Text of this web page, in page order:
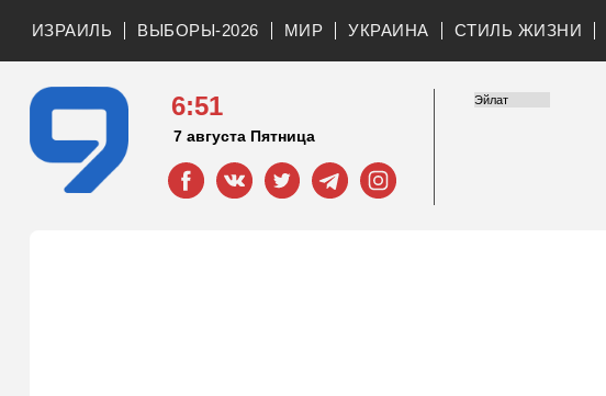
ИЗРАИЛЬ ВЫБОРЫ-2026 МИР УКРАИНА СТИЛЬ ЖИЗНИ
6:51
7 августа Пятница